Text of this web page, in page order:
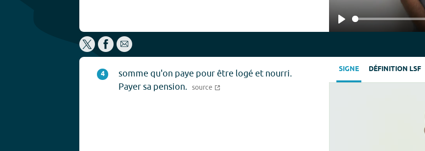
Play
4
somme qu'on paye pour être logé et nourri.
Payer sa pension. source
SIGNE DÉFINITION LSF